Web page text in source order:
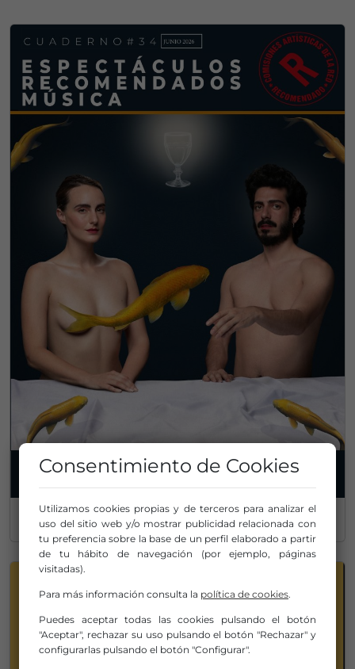
CUADERNO MÚSICA Nº 34 / junio 2026
Consentimiento de Cookies
Utilizamos cookies propias y de terceros para analizar el
uso del sitio web y/o mostrar publicidad relacionada con
tu preferencia sobre la base de un perfil elaborado a partir
de tu hábito de navegación (por ejemplo, páginas
visitadas).
Para más información consulta la política de cookies.
Puedes aceptar todas las cookies pulsando el botón
"Aceptar", rechazar su uso pulsando el botón "Rechazar" y
configurarlas pulsando el botón "Configurar".